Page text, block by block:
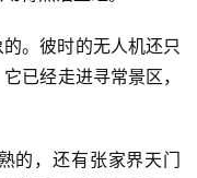
。彼时的无人机还只
已经走进寻常景区，
的，还有张家界天门